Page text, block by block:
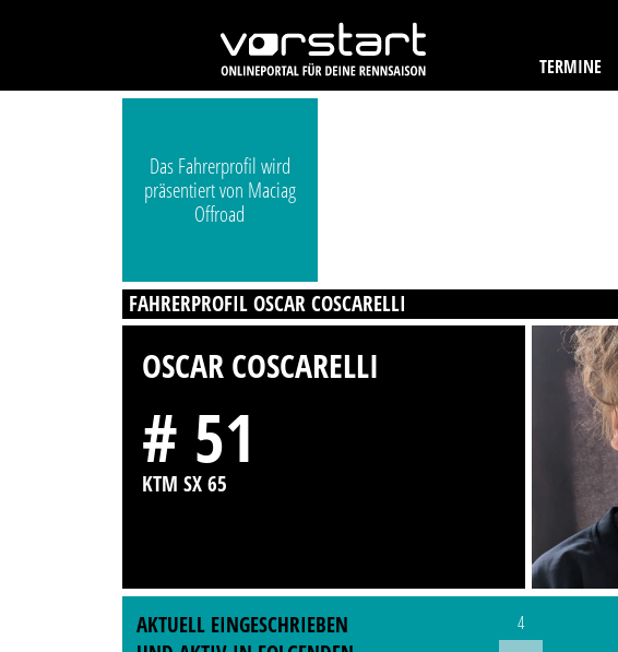
TERMINE
Das Fahrerprofil wird
präsentiert von Maciag
Offroad
FAHRERPROFIL OSCAR COSCARELLI
OSCAR COSCARELLI
# 51
KTM SX 65
AKTUELL EINGESCHRIEBEN
4